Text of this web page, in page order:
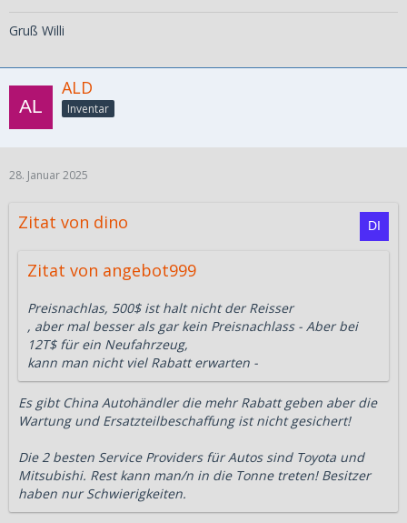
Gruß Willi
ALD
Inventar
28. Januar 2025
Zitat von dino
Zitat von angebot999
Preisnachlas, 500$ ist halt nicht der Reisser
, aber mal besser als gar kein Preisnachlass - Aber bei
12T$ für ein Neufahrzeug,
kann man nicht viel Rabatt erwarten -
Es gibt China Autohändler die mehr Rabatt geben aber die
Wartung und Ersatzteilbeschaffung ist nicht gesichert!
Die 2 besten Service Providers für Autos sind Toyota und
Mitsubishi. Rest kann man/n in die Tonne treten! Besitzer
haben nur Schwierigkeiten.